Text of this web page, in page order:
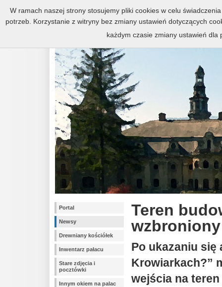
Zespół pałacowo-parkowy w
Portal
Newsy
Drewniany kościółek
Inwentarz pałacu
Stare zdjęcia i
pocztówki
Innym okiem na palac
Teren
Po ukazaniu się
Krowiarkach?”
wejścia na teren
W ramach naszej strony stosujemy pliki cookies w celu
potrzeb. Korzystanie z witryny bez zmiany ustawień dotyczących
każdym czasie zmiany ustawień dla